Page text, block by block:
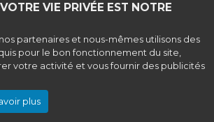
VIE PRIVÉE EST NOTRE
partenaires et nous-mêmes utilisons des
pour le bon fonctionnement du site,
votre activité et vous fournir des publicités
plus